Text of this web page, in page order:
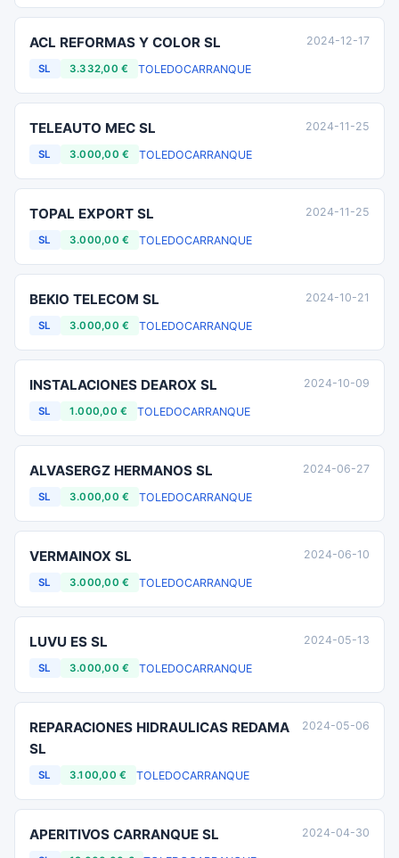
ACL REFORMAS Y COLOR SL
SL 3.332,00 € TOLEDOCARRANQUE
2024-12-17
TELEAUTO MEC SL
SL 3.000,00 € TOLEDOCARRANQUE
2024-11-25
TOPAL EXPORT SL
SL 3.000,00 € TOLEDOCARRANQUE
2024-11-25
BEKIO TELECOM SL
SL 3.000,00 € TOLEDOCARRANQUE
2024-10-21
INSTALACIONES DEAROX SL
SL 1.000,00 € TOLEDOCARRANQUE
2024-10-09
ALVASERGZ HERMANOS SL
SL 3.000,00 € TOLEDOCARRANQUE
2024-06-27
VERMAINOX SL
SL 3.000,00 € TOLEDOCARRANQUE
2024-06-10
LUVU ES SL
SL 3.000,00 € TOLEDOCARRANQUE
2024-05-13
REPARACIONES HIDRAULICAS REDAMA
SL
SL 3.100,00 € TOLEDOCARRANQUE
2024-05-06
APERITIVOS CARRANQUE SL 2024-04-30